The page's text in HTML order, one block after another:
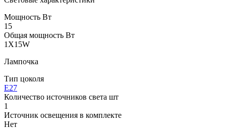
Мощность Вт
15
Общая мощность Вт
1X15W
Лампочка
Тип цоколя
E27
Количество источников света шт
1
Источник освещения в комплекте
Нет